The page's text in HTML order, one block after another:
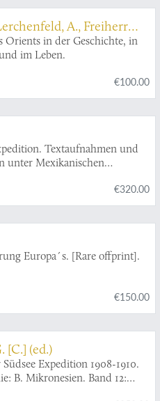
A., Freiherr
Orients in der Geschichte, in
im Leben.
€100.00
Textaufnahmen und
unter Mexikanischen
nebst Wörterbuch. [All€320.00
Europa´s. [Rare offprint].
€150.00
[C.] (ed.)
Expedition 1908-1910.
B. Mikronesien. Band 12: